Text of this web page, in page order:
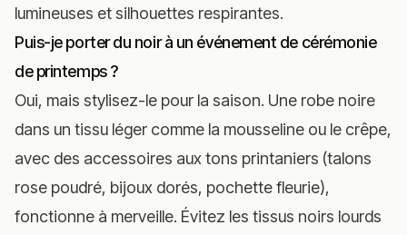
lumineuses et silhouettes respirantes.
Puis-je porter du noir à un événement de cérémonie
de printemps ?
Oui, mais stylisez-le pour la saison. Une robe noire
dans un tissu léger comme la mousseline ou le crêpe,
avec des accessoires aux tons printaniers (talons
rose poudré, bijoux dorés, pochette fleurie),
fonctionne à merveille. Évitez les tissus noirs lourds